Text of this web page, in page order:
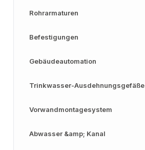
Rohrarmaturen
Befestigungen
Gebäudeautomation
Trinkwasser-Ausdehnungsgefäße
Vorwandmontagesystem
Abwasser &amp; Kanal